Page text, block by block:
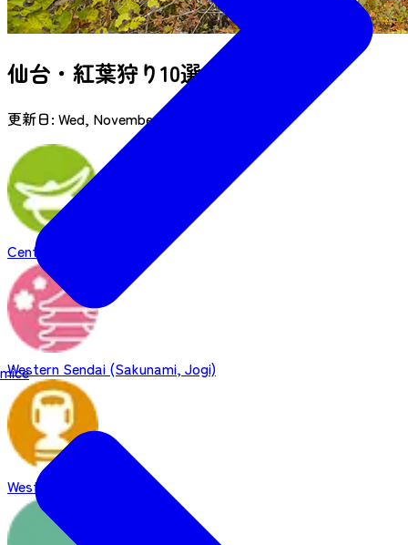
mice
仙台・紅葉狩り10選
更新日: Wed, November 5, 2025
Central Sendai
Western Sendai (Sakunami, Jogi)
Western Sendai (Akiu)